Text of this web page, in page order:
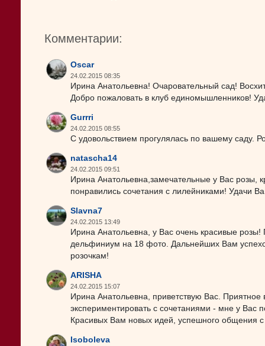
Комментарии:
Oscar
24.02.2015 08:35
Ирина Анатольевна! Очаровательный сад!
Добро пожаловать в клуб единомышленников!
Gurrri
24.02.2015 08:55
С удовольствием прогулялась по вашему саду.
natascha14
24.02.2015 09:51
Ирина Анатольевна,замечательные у Вас розы,
понравились сочетания с лилейниками! Удачи
Slavna7
24.02.2015 13:49
Ирина Анатольевна, у Вас очень красивые
дельфиниум на 18 фото. Дальнейших Вам
розочкам!
ARISHA
24.02.2015 15:07
Ирина Анатольевна, приветствую Вас.
экспериментировать с сочетаниями - мне у Вас
Красивых Вам новых идей, успешного общения
Isoboleva